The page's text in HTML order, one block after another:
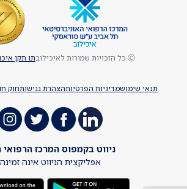
תנאי שימושמדיניות הפרטיותהצהרת נגישותחוק
Ⓒ כל הזכויות שמורות לאיכילוב תו תקן
ניווט בקמפוס המרכז
אפליקצית הניווט אינה זמינה